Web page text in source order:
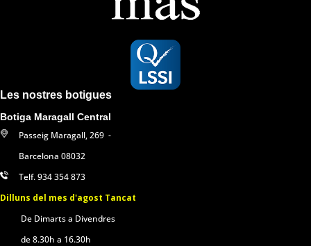
Les nostres botigues
Botiga Maragall Central
Passeig Maragall, 269 -
Barcelona 08032
Telf. 934 354 873
Dilluns del mes d'agost Tancat
De Dimarts a Divendres
de 8.30h a 16.30h